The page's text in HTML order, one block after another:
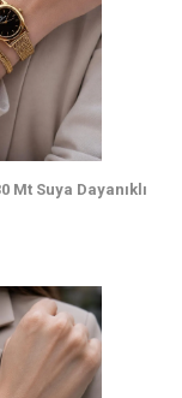
Mt Suya Dayanıklı
+ Bileklik